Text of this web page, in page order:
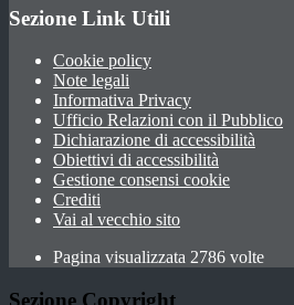
Sezione Link Utili
Cookie policy
Note legali
Informativa Privacy
Ufficio Relazioni con il Pubblico
Dichiarazione di accessibilità
Obiettivi di accessibilità
Gestione consensi cookie
Crediti
Vai al vecchio sito
Pagina visualizzata 2786 volte
Sezione Copyright